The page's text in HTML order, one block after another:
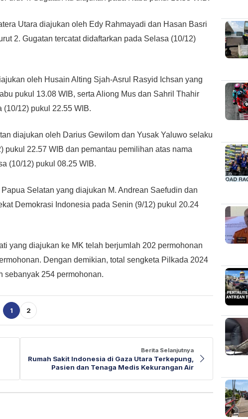
Utara diajukan oleh Edy Rahmayadi dan Hasan Basri
2. Gugatan tercatat didaftarkan pada Selasa (10/12)
oleh Husain Alting Sjah-Asrul Rasyid Ichsan yang
pukul 13.08 WIB, serta Aliong Mus dan Sahril Thahir
12) pukul 22.55 WIB.
diajukan oleh Darius Gewilom dan Yusak Yaluwo selaku
pukul 22.57 WIB dan pemantau pemilihan atas nama
(10/12) pukul 08.25 WIB.
Selatan yang diajukan M. Andrean Saefudin dan
Demokrasi Indonesia pada Senin (9/12) pukul 20.24
yang diajukan ke MK telah berjumlah 202 permohonan
Dengan demikian, total sengketa Pilkada 2024
sebanyak 254 permohonan.
1 2
Berita Selanjutnya
Rumah Sakit Indonesia di Gaza Utara Terkepung,
Pasien dan Tenaga Medis Kekurangan Air